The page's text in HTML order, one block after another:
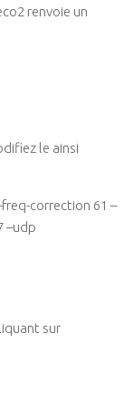
renvoie un
le ainsi
correction 61 –
–udp
sur